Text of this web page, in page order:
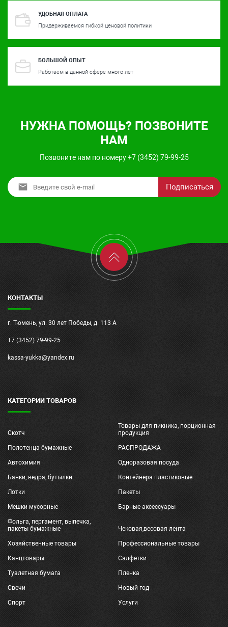
УДОБНАЯ ОПЛАТА
Придерживаемся гибкой ценовой политики
БОЛЬШОЙ ОПЫТ
Работаем в данной сфере много лет
НУЖНА ПОМОЩЬ? ПОЗВОНИТЕ
НАМ
Позвоните нам по номеру +7 (3452) 79-99-25
Подписаться
КОНТАКТЫ
г. Тюмень, ул. 30 лет Победы, д. 113 А
+7 (3452) 79-99-25
kassa-yukka@yandex.ru
КАТЕГОРИИ ТОВАРОВ
Скотч
Товары для пикника, порционная
продукция
Полотенца бумажные РАСПРОДАЖА
Автохимия Одноразовая посуда
Банки, ведра, бутылки Контейнера пластиковые
Лотки Пакеты
Мешки мусорные Барные аксессуары
Фольга, пергамент, выпечка,
пакеты бумажные
Чековая,весовая лента
Хозяйственные товары Профессиональные товары
Канцтовары Салфетки
Туалетная бумага Пленка
Свечи Новый год
Спорт Услуги